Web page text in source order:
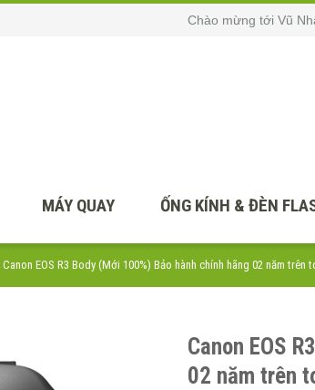
Chào mừng tới Vũ
MÁY QUAY ỐNG KÍNH & ĐÈN
Canon EOS R3 Body (Mới 100%) Bảo hành chính hãng 02 năm trên
Canon EOS
02 năm trên